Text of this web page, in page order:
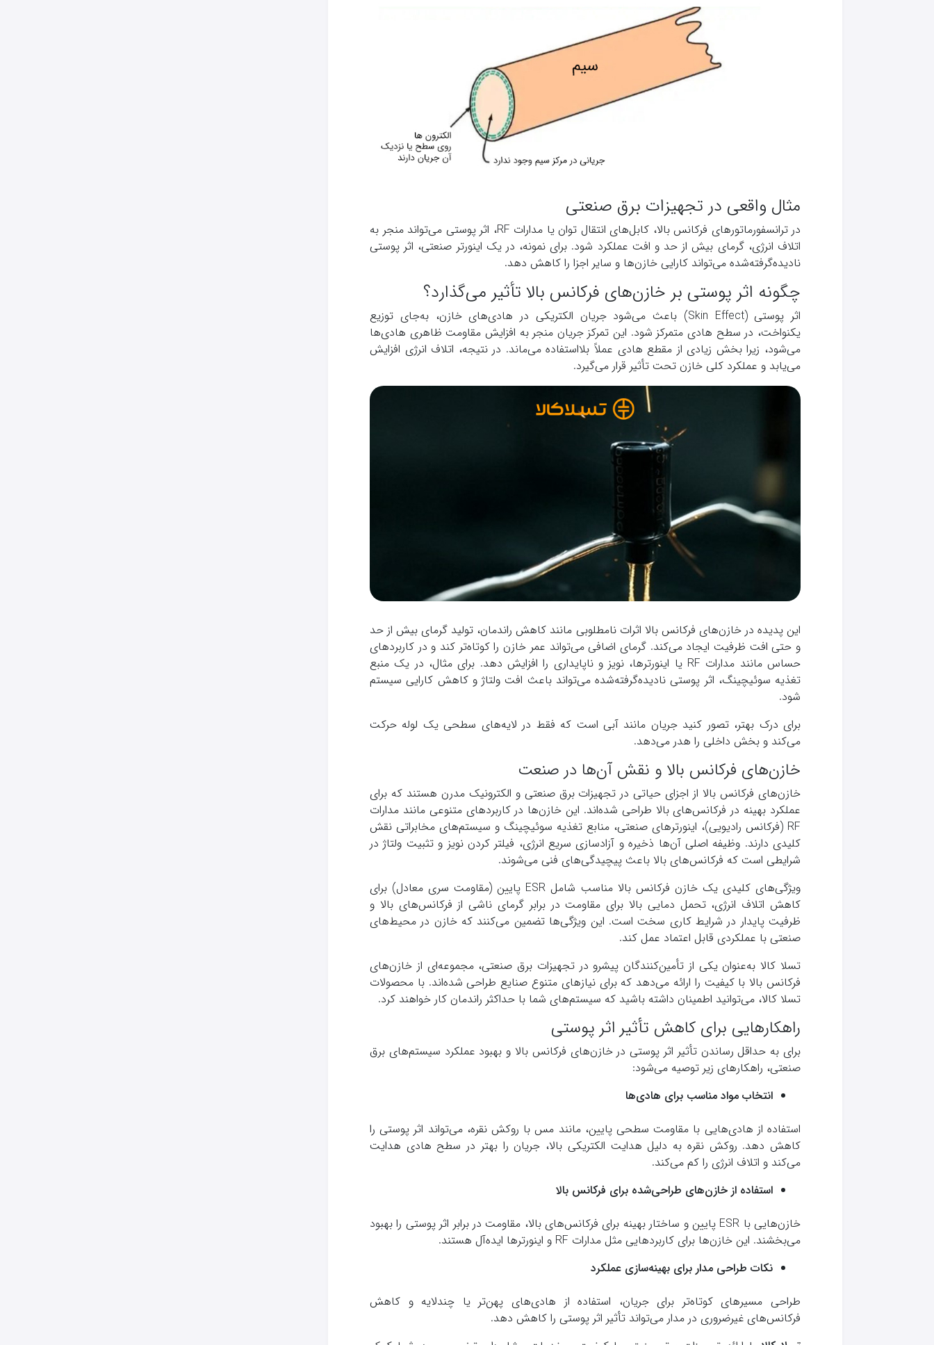
مثال‌ واقعی در تجهیزات برق صنعتی
در ترانسفورماتورهای فرکانس بالا، کابل‌های انتقال توان یا مدارات RF، اثر پوستی می‌تواند منجر به
اتلاف انرژی، گرمای بیش از حد و افت عملکرد شود. برای نمونه، در یک اینورتر صنعتی، اثر پوستی
نادیده‌گرفته‌شده می‌تواند کارایی خازن‌ها و سایر اجزا را کاهش دهد.
چگونه اثر پوستی بر خازن‌های فرکانس بالا تأثیر می‌گذارد؟
اثر پوستی (Skin Effect) باعث می‌شود جریان الکتریکی در هادی‌های خازن، به‌جای توزیع
یکنواخت، در سطح هادی متمرکز شود. این تمرکز جریان منجر به افزایش مقاومت ظاهری هادی‌ها
می‌شود، زیرا بخش زیادی از مقطع هادی عملاً بلااستفاده می‌ماند. در نتیجه، اتلاف انرژی افزایش
می‌یابد و عملکرد کلی خازن تحت تأثیر قرار می‌گیرد.
این پدیده در خازن‌های فرکانس بالا اثرات نامطلوبی مانند کاهش راندمان، تولید گرمای بیش از حد
و حتی افت ظرفیت ایجاد می‌کند. گرمای اضافی می‌تواند عمر خازن را کوتاه‌تر کند و در کاربردهای
حساس مانند مدارات RF یا اینورترها، نویز و ناپایداری را افزایش دهد. برای مثال، در یک منبع
تغذیه سوئیچینگ، اثر پوستی نادیده‌گرفته‌شده می‌تواند باعث افت ولتاژ و کاهش کارایی سیستم
شود.
برای درک بهتر، تصور کنید جریان مانند آبی است که فقط در لایه‌های سطحی یک لوله حرکت
می‌کند و بخش داخلی را هدر می‌دهد.
خازن‌های فرکانس بالا و نقش آن‌ها در صنعت
خازن‌های فرکانس بالا از اجزای حیاتی در تجهیزات برق صنعتی و الکترونیک مدرن هستند که برای
عملکرد بهینه در فرکانس‌های بالا طراحی شده‌اند. این خازن‌ها در کاربردهای متنوعی مانند مدارات
RF (فرکانس رادیویی)، اینورترهای صنعتی، منابع تغذیه سوئیچینگ و سیستم‌های مخابراتی نقش
کلیدی دارند. وظیفه اصلی آن‌ها ذخیره و آزادسازی سریع انرژی، فیلتر کردن نویز و تثبیت ولتاژ در
شرایطی است که فرکانس‌های بالا باعث پیچیدگی‌های فنی می‌شوند.
ویژگی‌های کلیدی یک خازن فرکانس بالا مناسب شامل ESR پایین (مقاومت سری معادل) برای
کاهش اتلاف انرژی، تحمل دمایی بالا برای مقاومت در برابر گرمای ناشی از فرکانس‌های بالا و
ظرفیت پایدار در شرایط کاری سخت است. این ویژگی‌ها تضمین می‌کنند که خازن در محیط‌های
صنعتی با عملکردی قابل اعتماد عمل کند.
تسلا کالا به‌عنوان یکی از تأمین‌کنندگان پیشرو در تجهیزات برق صنعتی، مجموعه‌ای از خازن‌های
فرکانس بالا با کیفیت را ارائه می‌دهد که برای نیازهای متنوع صنایع طراحی شده‌اند. با محصولات
تسلا کالا، می‌توانید اطمینان داشته باشید که سیستم‌های شما با حداکثر راندمان کار خواهند کرد.
راهکارهایی برای کاهش تأثیر اثر پوستی
برای به حداقل رساندن تأثیر اثر پوستی در خازن‌های فرکانس بالا و بهبود عملکرد سیستم‌های برق
صنعتی، راهکارهای زیر توصیه می‌شود:
انتخاب مواد مناسب برای هادی‌ها
استفاده از هادی‌هایی با مقاومت سطحی پایین، مانند مس با روکش نقره، می‌تواند اثر پوستی را
کاهش دهد. روکش نقره به دلیل هدایت الکتریکی بالا، جریان را بهتر در سطح هادی هدایت
می‌کند و اتلاف انرژی را کم می‌کند.
استفاده از خازن‌های طراحی‌شده برای فرکانس بالا
خازن‌هایی با ESR پایین و ساختار بهینه برای فرکانس‌های بالا، مقاومت در برابر اثر پوستی را بهبود
می‌بخشند. این خازن‌ها برای کاربردهایی مثل مدارات RF و اینورترها ایده‌آل هستند.
نکات طراحی مدار برای بهینه‌سازی عملکرد
طراحی مسیرهای کوتاه‌تر برای جریان، استفاده از هادی‌های پهن‌تر یا چندلایه و کاهش
فرکانس‌های غیرضروری در مدار می‌تواند تأثیر اثر پوستی را کاهش دهد.